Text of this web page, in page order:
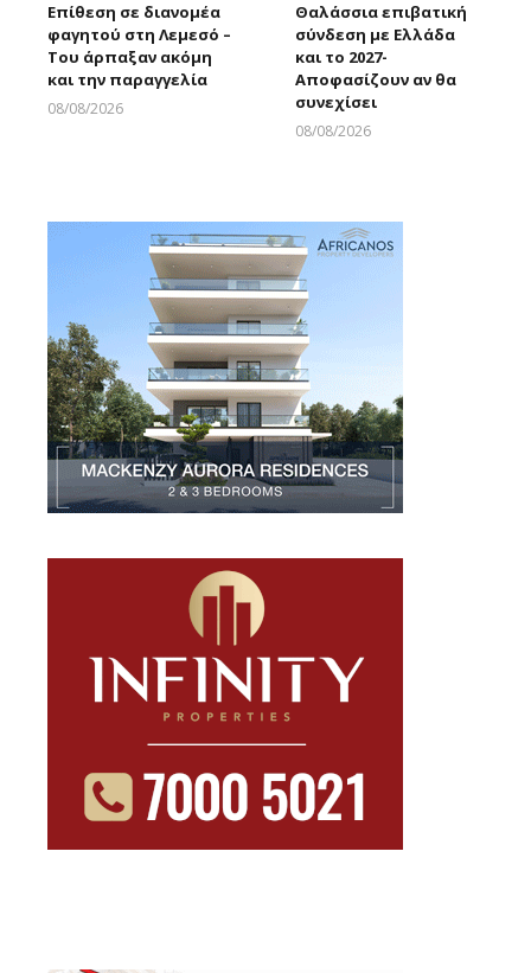
Επίθεση σε διανομέα
φαγητού στη Λεμεσό –
Του άρπαξαν ακόμη
και την παραγγελία
08/08/2026
Θαλάσσια επιβατική
σύνδεση με Ελλάδα
και το 2027-
Αποφασίζουν αν θα
συνεχίσει
08/08/2026